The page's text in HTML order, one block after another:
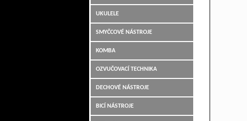
UKULELE
SMYČCOVÉ NÁSTROJE
KOMBA
OZVUČOVACÍ TECHNIKA
DECHOVÉ NÁSTROJE
BICÍ NÁSTROJE